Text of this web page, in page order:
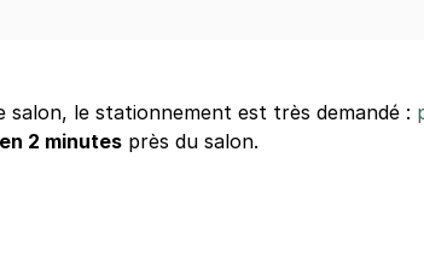
le stationnement est très demandé :
2 minutes près du salon.